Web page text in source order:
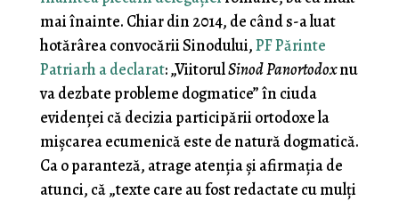
mai înainte. Chiar din 2014, de când s-a luat
hotărârea convocării Sinodului,PF Părinte
Patriarh a declarat: „ViitorulSinod Panortodoxnu
va dezbate probleme dogmatice” în ciuda
evidenței că decizia participării ortodoxe la
mișcarea ecumenică este de natură dogmatică.
Ca o paranteză, atrage atenția și afirmația de
atunci, că „texte care au fost redactate cu mulți